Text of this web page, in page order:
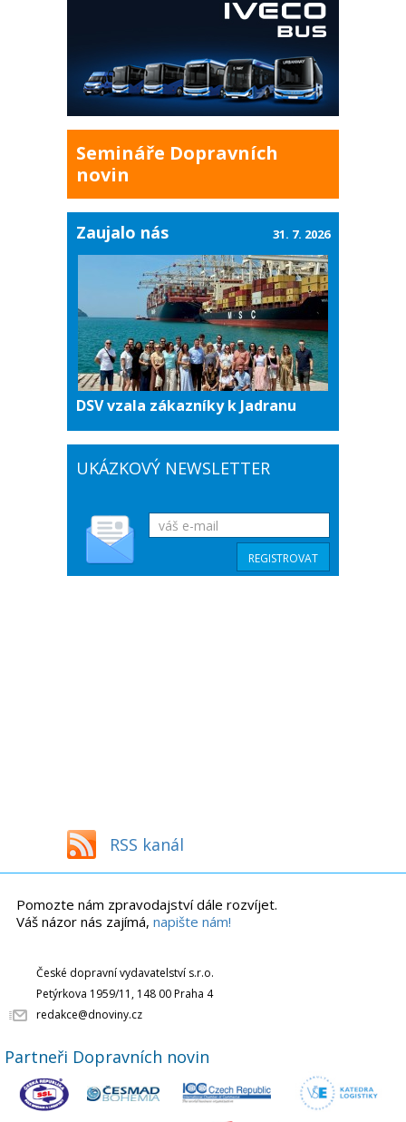
Semináře Dopravních
novin
Zaujalo nás
DSV vzala zákazníky k Jadranu
31. 7. 2026
UKÁZKOVÝ NEWSLETTER
RSS kanál
Pomozte nám zpravodajství dále rozvíjet.
Váš názor nás zajímá, napište nám!
České dopravní vydavatelství s.r.o.
Petýrkova 1959/11, 148 00 Praha 4
redakce@dnoviny.cz
Partneři Dopravních novin